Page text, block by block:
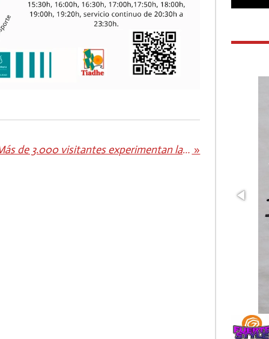
Más de 3.000 visitantes experimentan la astronomía y las tradiciones majoreras con tecnología inmersiva en FEAGA 2025 »
P
a